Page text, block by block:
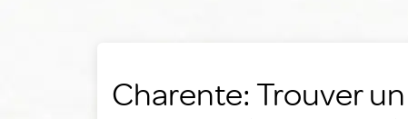
Charente: Trouver un